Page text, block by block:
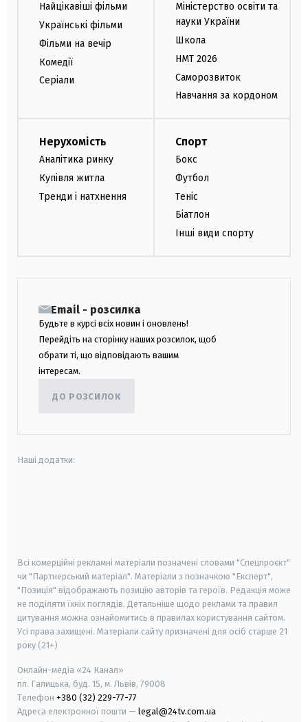
Найцікавіші фільми
Українські фільми
Фільми на вечір
Комедії
Серіали
Міністерство освіти та
науки України
Школа
НМТ 2026
Саморозвиток
Навчання за кордоном
Нерухомість
Аналітика ринку
Купівля житла
Тренди і натхнення
Спорт
Бокс
Футбол
Теніс
Біатлон
Інші види спорту
Email - розсилка
Будьте в курсі всіх новин і оновлень!
Перейдіть на сторінку наших розсилок, щоб
обрати ті, що відповідають вашим
інтересам.
ДО РОЗСИЛОК
Наші додатки:
Всі комерційні рекламні матеріали позначені словами "Спецпроєкт"
чи "Партнерський матеріал". Матеріали з позначкою "Експерт",
"Позиція" відображають позицію авторів та героїв. Редакція може
не поділяти їхніх поглядів. Детальніше щодо реклами та правил
цитування можна ознайомитись в правилах користування сайтом.
Усі права захищені. Матеріали сайту призначені для осіб старше 21
року (21+)
Онлайн-медіа «24 Канал»
пл. Галицька, буд. 15, м. Львів, 79008
Телефон +380 (32) 229-77-77
Адреса електронної пошти — legal@24tv.com.ua